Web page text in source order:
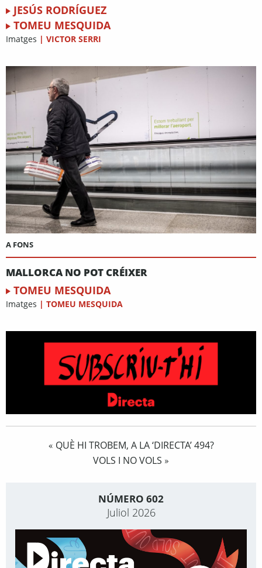
JESÚS RODRÍGUEZ
TOMEU MESQUIDA
Imatges | VICTOR SERRI
A FONS
MALLORCA NO POT CRÉIXER
TOMEU MESQUIDA
Imatges | TOMEU MESQUIDA
« QUÈ HI TROBEM, A LA ‘DIRECTA’ 494?
VOLS I NO VOLS »
NÚMERO 602
Juliol 2026